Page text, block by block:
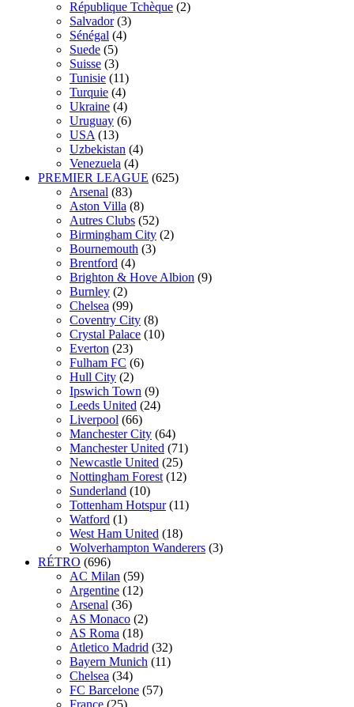
République Tchèque (2)
Salvador (3)
Sénégal (4)
Suede (5)
Suisse (3)
Tunisie (11)
Turquie (4)
Ukraine (4)
Uruguay (6)
USA (13)
Uzbekistan (4)
Venezuela (4)
PREMIER LEAGUE (625)
Arsenal (83)
Aston Villa (8)
Autres Clubs (52)
Birmingham City (2)
Bournemouth (3)
Brentford (4)
Brighton & Hove Albion (9)
Burnley (2)
Chelsea (99)
Coventry City (8)
Crystal Palace (10)
Everton (23)
Fulham FC (6)
Hull City (2)
Ipswich Town (9)
Leeds United (24)
Liverpool (66)
Manchester City (64)
Manchester United (71)
Newcastle United (25)
Nottingham Forest (12)
Sunderland (10)
Tottenham Hotspur (11)
Watford (1)
West Ham United (18)
Wolverhampton Wanderers (3)
RÉTRO (696)
AC Milan (59)
Argentine (12)
Arsenal (36)
AS Monaco (2)
AS Roma (18)
Atletico Madrid (32)
Bayern Munich (11)
Chelsea (34)
FC Barcelone (57)
France (25)